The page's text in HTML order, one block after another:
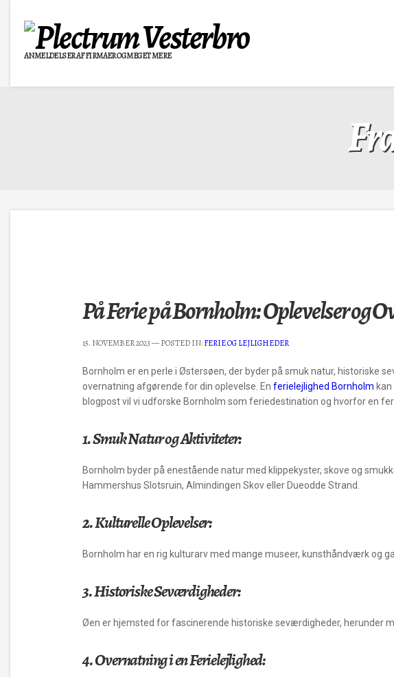
ANMELDELSER AF FIRMAER OG MEGET MERE
På Ferie på Bornholm: Oplevelser og
15. NOVEMBER 2023— POSTED IN:FERIE OG LEJLIGHEDER
Bornholm er en perle i Østersøen, der byder på smuk natur,
overnatning afgørende for din oplevelse. En ferielejlighed Bornholm
blogpost vil vi udforske Bornholm som feriedestination og hvorfor en
1. Smuk Natur og Aktiviteter:
Bornholm byder på enestående natur med klippekyster, skove og
Hammershus Slotsruin, Almindingen Skov eller Dueodde Strand.
2. Kulturelle Oplevelser:
Bornholm har en rig kulturarv med mange museer, kunsthåndværk og
3. Historiske Seværdigheder:
Øen er hjemsted for fascinerende historiske seværdigheder, herunder
4. Overnatning i en Ferielejlighed: